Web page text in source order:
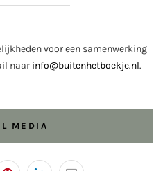
voor een samenwerking
naar info@buitenhetboekje.nl.
MEDIA